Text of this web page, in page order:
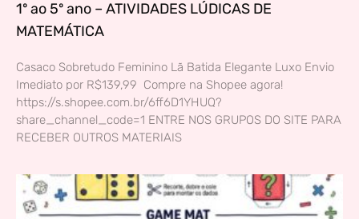
1º ao 5º ano – ATIVIDADES LÚDICAS DE
MATEMÁTICA
Casaco Sobretudo Feminino Lã Batida Elegante Luxo Envio
Imediato por R$139,99 Compre na Shopee agora!
https://s.shopee.com.br/6ff6D1YHUQ?
share_channel_code=1 ENTRE NOS GRUPOS DO SITE PARA
RECEBER OUTROS MATERIAIS